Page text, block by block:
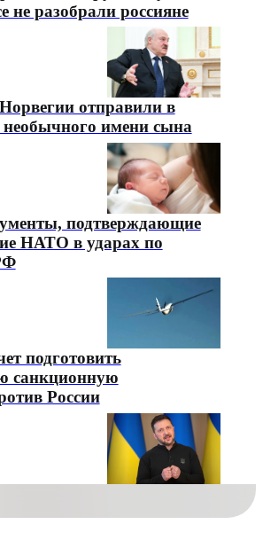
не разобрали россияне
отправили в
имени сына
подтверждающие
НАТО в ударах по
подготовить
санкционную
России